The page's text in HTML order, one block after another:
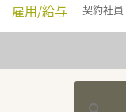
雇用/給与 契約社員